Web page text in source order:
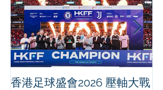
香港足球盛會2026 壓軸大戰